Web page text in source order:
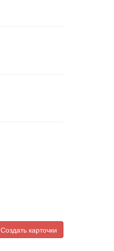
Создать карточки